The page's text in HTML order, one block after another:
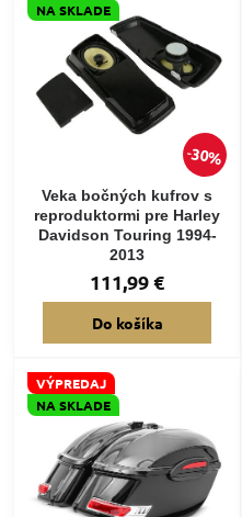
30%
NA SKLADE
Veka bočných kufrov s
reproduktormi pre Harley
Davidson Touring 1994-
2013
111,99 €
Do košíka
VÝPREDAJ
NA SKLADE